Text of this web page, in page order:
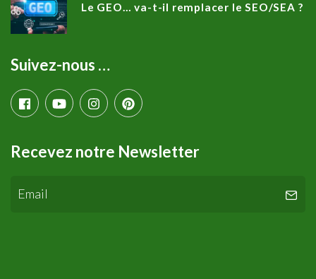
Le GEO… va-t-il remplacer le SEO/SEA ?
Suivez-nous …
Recevez notre Newsletter